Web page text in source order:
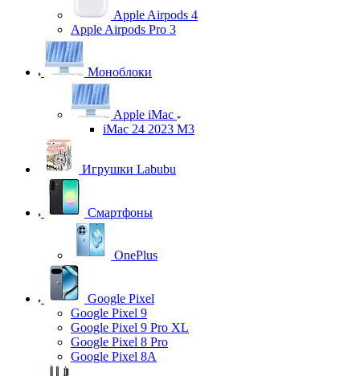
Apple Airpods 4
Apple Airpods Pro 3
Моноблоки
Apple iMac
iMac 24 2023 M3
Игрушки Labubu
Смартфоны
OnePlus
Google Pixel
Google Pixel 9
Google Pixel 9 Pro XL
Google Pixel 8 Pro
Google Pixel 8A